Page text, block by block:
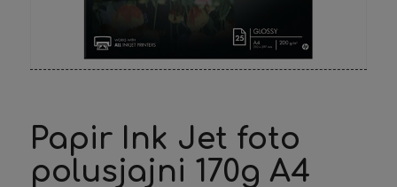
Papir Ink Jet foto
polusjajni 170g A4